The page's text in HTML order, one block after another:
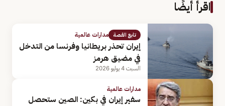
اقرأ أيضًا
تابع القصة مدارات عالمية
إيران تحذر بريطانيا وفرنسا من التدخل
في مضيق هرمز
السبت 4 يوليو 2026
مدارات عالمية
سفير إيران في بكين: الصين ستحصل